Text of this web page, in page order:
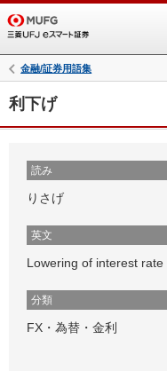
金融/証券用語集
利下げ
読み
りさげ
英文
Lowering of interest rate
分類
FX・為替・金利